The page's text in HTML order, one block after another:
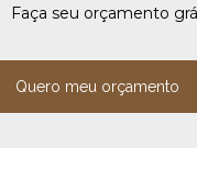
Faça seu orçamento
Quero meu orçamento